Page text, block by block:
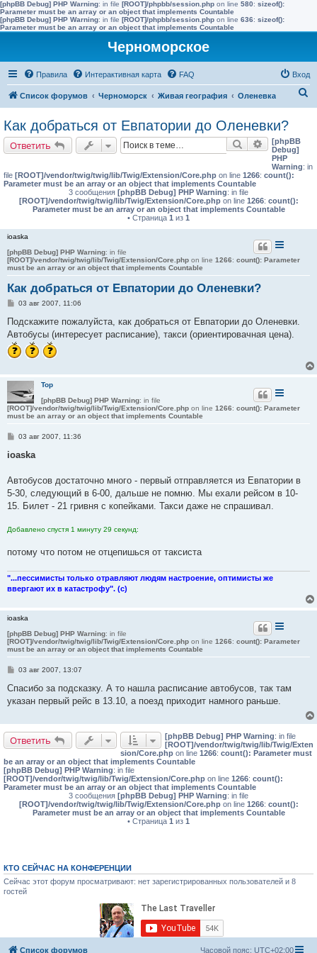
[phpBB Debug] PHP Warning: in file [ROOT]/phpbb/session.php on line 580: sizeof():
Parameter must be an array or an object that implements Countable
[phpBB Debug] PHP Warning: in file [ROOT]/phpbb/session.php on line 636: sizeof():
Parameter must be an array or an object that implements Countable
Черноморское
Правила Интерактивная карта FAQ Вход
Список форумов Черноморск Живая география Оленевка
Как добраться от Евпатории до Оленевки?
Ответить Поиск
[phpBB
Debug]
PHP
Warning: in
file [ROOT]/vendor/twig/twig/lib/Twig/Extension/Core.php on line 1266: count():
Parameter must be an array or an object that implements Countable
3 сообщения [phpBB Debug] PHP Warning: in file
[ROOT]/vendor/twig/twig/lib/Twig/Extension/Core.phpon line 1266: count():
Parameter must be an array or an object that implements Countable
• Страница 1 из 1
ioaska
[phpBB Debug] PHP Warning: in file
[ROOT]/vendor/twig/twig/lib/Twig/Extension/Core.php on line 1266: count(): Parameter
must be an array or an object that implements Countable
Как добраться от Евпатории до Оленевки?
С
о
б
щ
е
н
03 авг 2007, 11:06
Подскажите пожалуйста, как добраться от Евпатории до Оленевки.
Автобусы (интересует расписание), такси (ориентировачная цена).
Тор
[phpBB Debug] PHP Warning: in file
[ROOT]/vendor/twig/twig/lib/Twig/Extension/Core.php on line 1266: count(): Parameter
must be an array or an object that implements Countable
С
о
е
и
е
03 авг 2007, 11:36
ioaska
Автобусов достаточно много - первый отправляется из Евпатории в
5-30, следующий в 6-00, дальше не помню. Мы ехали рейсом в 10-
15. Билет - 21 гривня с копейками. Такси даже не спрашивал.
Добавлено спустя 1 минуту 29 секунд:
потому что потом не отцепишься от таксиста
"...пессимисты только отравляют людям настроение, оптимисты же
ввергают их в катастрофу". (с)
ioaska
[phpBB Debug] PHP Warning: in file
[ROOT]/vendor/twig/twig/lib/Twig/Extension/Core.php on line 1266: count(): Parameter
must be an array or an object that implements Countable
С
о
щ
е
03 авг 2007, 13:07
Спасибо за подсказку. А то нашла расписание автобусов, так там
указан первый рейс в 13.10, а поезд приходит намного раньше.
Ответить [phpBB Debug] PHP Warning: in file
[ROOT]/vendor/twig/twig/lib/Twig/Exten
sion/Core.php on line 1266: count(): Parameter must
be an array or an object that implements Countable
[phpBB Debug] PHP Warning: in file
[ROOT]/vendor/twig/twig/lib/Twig/Extension/Core.php on line 1266: count():
Parameter must be an array or an object that implements Countable
3 сообщения [phpBB Debug] PHP Warning: in file
[ROOT]/vendor/twig/twig/lib/Twig/Extension/Core.phpon line 1266: count():
Parameter must be an array or an object that implements Countable
• Страница 1 из 1
КТО СЕЙЧАС НА КОНФЕРЕНЦИИ
Сейчас этот форум просматривают: нет зарегистрированных пользователей и 8
гостей
Список форумов Часовой пояс: UTC+02:00